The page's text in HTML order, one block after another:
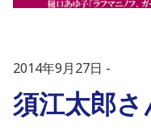
2014年9月27日
須江太郎さ